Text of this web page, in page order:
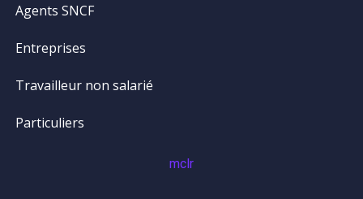
Agents SNCF
Entreprises
Travailleur non salarié
Particuliers
mclr